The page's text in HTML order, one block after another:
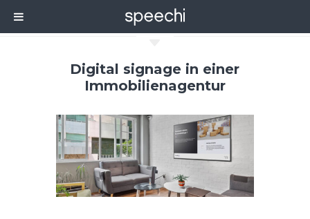
Digital signage in einer
Immobilienagentur